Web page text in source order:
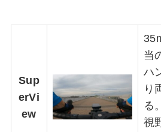
Sup
erVi
ew
当
ハ
り
る。
視